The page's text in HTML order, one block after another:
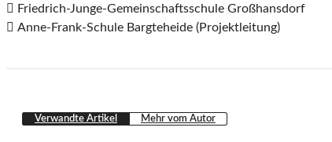
 Friedrich-Junge-Gemeinschaftsschule Großhansdorf
 Anne-Frank-Schule Bargteheide (Projektleitung)
Verwandte Artikel Mehr vom Autor